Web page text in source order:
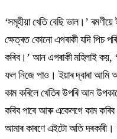
‘সমূহীয়া খেতি বেছি ভাল।’
ক্ষেত্ৰত কোনো এগৰাকী যদি পিচ
কৰিব।’ আন এগৰাকী মহিলাই কয়,
ফল নিজে পাও। ইয়াৰ দ্বাৰা আমি
কাম কৰিলে খেতিৰ উপৰি আন
কৰিব পাৰে আৰু একেলগে কাম কৰিব
আমাৰ কাৰণে এইটো অতি